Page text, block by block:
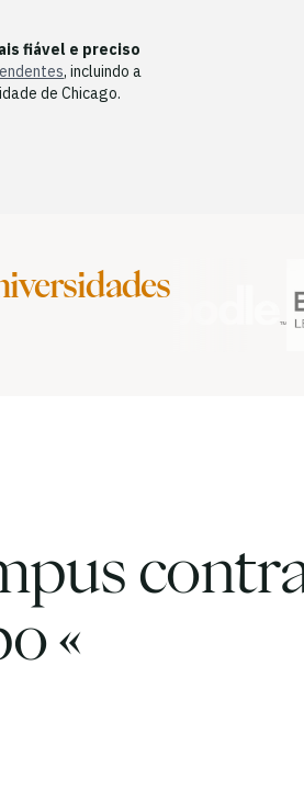
fiável e preciso
, incluindo a
de Chicago.
«